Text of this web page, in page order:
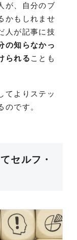
が、自分のブ
かもしれませ
人が記事に技
の知らなかっ
られる ことも
てよりステッ
のです。
セルフ・